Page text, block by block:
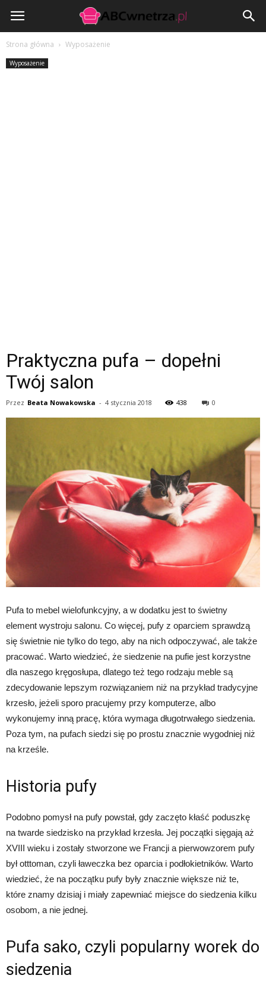
ABCwnetrza.pl
Strona główna Wyposażenie
Wyposażenie
Praktyczna pufa – dopełni
Twój salon
Przez Beata Nowakowska - 4 stycznia 2018 438 0
Pufa to mebel wielofunkcyjny, a w dodatku jest to świetny
element wystroju salonu. Co więcej, pufy z oparciem sprawdzą
się świetnie nie tylko do tego, aby na nich odpoczywać, ale także
pracować. Warto wiedzieć, że siedzenie na pufie jest korzystne
dla naszego kręgosłupa, dlatego też tego rodzaju meble są
zdecydowanie lepszym rozwiązaniem niż na przykład tradycyjne
krzesło, jeżeli sporo pracujemy przy komputerze, albo
wykonujemy inną pracę, która wymaga długotrwałego siedzenia.
Poza tym, na pufach siedzi się po prostu znacznie wygodniej niż
na krześle.
Historia pufy
Podobno pomysł na pufy powstał, gdy zaczęto kłaść poduszkę
na twarde siedzisko na przykład krzesła. Jej początki sięgają aż
XVIII wieku i zostały stworzone we Francji a pierwowzorem pufy
był otttoman, czyli ławeczka bez oparcia i podłokietników. Warto
wiedzieć, że na początku pufy były znacznie większe niż te,
które znamy dzisiaj i miały zapewniać miejsce do siedzenia kilku
osobom, a nie jednej.
Pufa sako, czyli popularny worek do
siedzenia